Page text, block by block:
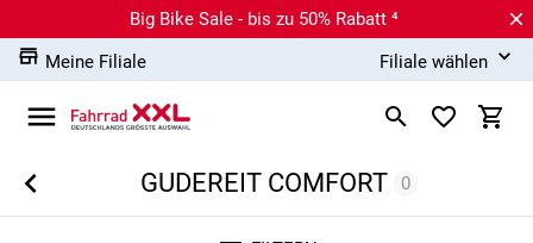
Big Bike Sale - bis zu 50% Rabatt ⁴
Meine Filiale
Filiale wählen
GUDEREIT COMFORT 0